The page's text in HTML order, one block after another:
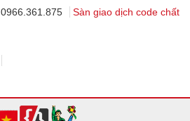
0966.361.875 Sàn giao dịch code chất